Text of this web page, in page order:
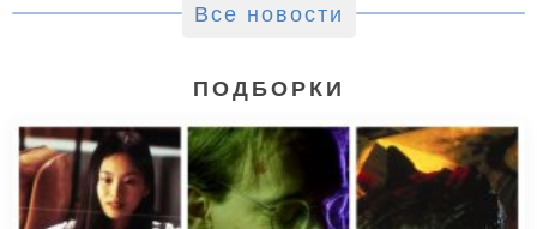
Все новости
ПОДБОРКИ